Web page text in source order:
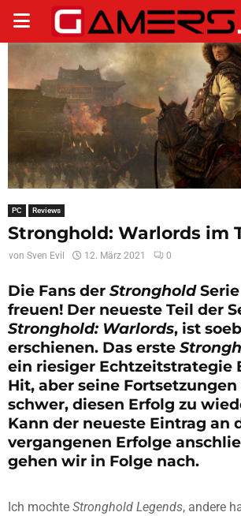
PRIMARY
MENU
PC Reviews
Stronghold: Warlords im
von Sven Evil 12. März 2021 0
Die Fans der Stronghold
freuen! Der neueste Teil der
Stronghold: Warlords, ist
erschienen. Das erste
ein riesiger Echtzeitstrategie
Hit, aber seine
schwer, diesen Erfolg zu
Kann der neueste Eintrag an
vergangenen Erfolge
gehen wir in Folge nach.
Ich mochte Stronghold Legends, andere